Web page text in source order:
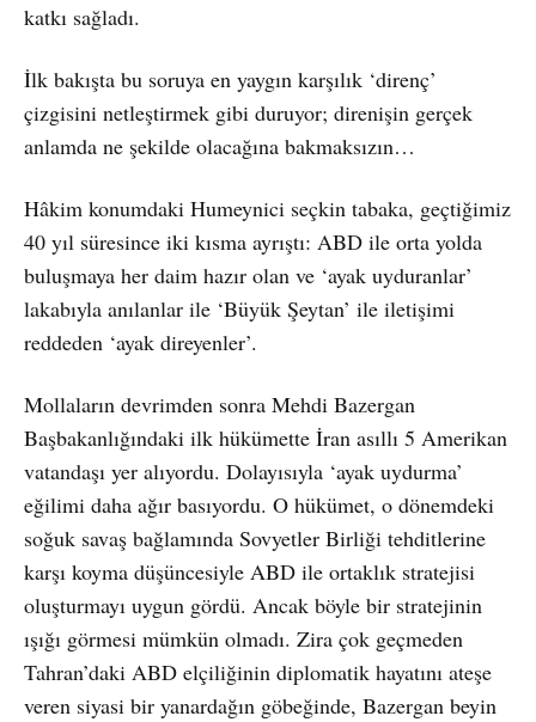
katkı sağladı.
İlk bakışta bu soruya en yaygın karşılık ‘direnç’
çizgisini netleştirmek gibi duruyor; direnişin gerçek
anlamda ne şekilde olacağına bakmaksızın…
Hâkim konumdaki Humeynici seçkin tabaka, geçtiğimiz
40 yıl süresince iki kısma ayrıştı: ABD ile orta yolda
buluşmaya her daim hazır olan ve ‘ayak uyduranlar’
lakabıyla anılanlar ile ‘Büyük Şeytan’ ile iletişimi
reddeden ‘ayak direyenler’.
Mollaların devrimden sonra Mehdi Bazergan
Başbakanlığındaki ilk hükümette İran asıllı 5 Amerikan
vatandaşı yer alıyordu. Dolayısıyla ‘ayak uydurma’
eğilimi daha ağır basıyordu. O hükümet, o dönemdeki
soğuk savaş bağlamında Sovyetler Birliği tehditlerine
karşı koyma düşüncesiyle ABD ile ortaklık stratejisi
oluşturmayı uygun gördü. Ancak böyle bir stratejinin
ışığı görmesi mümkün olmadı. Zira çok geçmeden
Tahran’daki ABD elçiliğinin diplomatik hayatını ateşe
veren siyasi bir yanardağın göbeğinde, Bazergan beyin